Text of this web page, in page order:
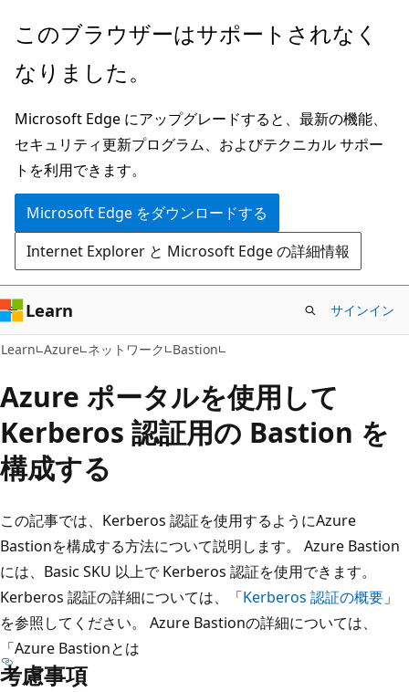
メ
ン
ン
テ
ン
ツ
に
ス
キ
ッ
プ
このブラウザーはサポートされなく
なりました。
Microsoft Edge にアップグレードすると、最新の機能、
セキュリティ更新プログラム、およびテクニカル サポー
トを利用できます。
Microsoft Edge をダウンロードする
Internet Explorer と Microsoft Edge の詳細情報
Learn サインイン
Learn Azure ネットワーク Bastion
Azure ポータルを使用して
Kerberos 認証用の Bastion を
構成する
この記事では、Kerberos 認証を使用するようにAzure
Bastionを構成する方法について説明します。 Azure Bastion
には、Basic SKU 以上で Kerberos 認証を使用できます。
Kerberos 認証の詳細については、「Kerberos 認証の概要 」
を参照してください。 Azure Bastionの詳細については、
「Azure Bastionとは
考慮事項